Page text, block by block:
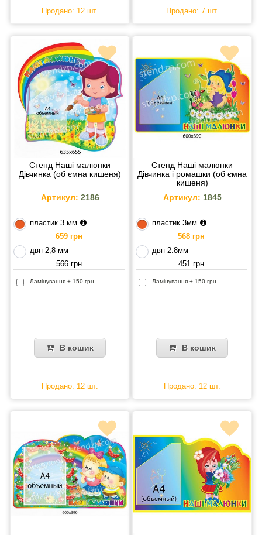
Продано: 12 шт. Продано: 7 шт.
Стенд Наші малюнки
Дівчинка (об ємна кишеня)
Артикул: 2186
пластик 3 мм
659 грн
двп 2,8 мм
566 грн
Ламінування + 150 грн
В кошик
Продано: 12 шт.
Стенд Наші малюнки
Дівчинка і ромашки (об ємна
кишеня)
Артикул: 1845
пластик 3мм
568 грн
двп 2.8мм
451 грн
Ламінування + 150 грн
В кошик
Продано: 12 шт.